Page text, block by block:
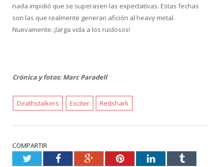
nada impidió que se superasen las expectativas. Estas fechas
son las que realmente generan afición al heavy metal.
Nuevamente: ¡larga vida a los ruidosos!
Crónica y fotos: Marc Paradell
Deathstalkers Exciter Redshark
COMPARTIR
TwitterFacebookGoogle+PinterestLinkedInTumblr